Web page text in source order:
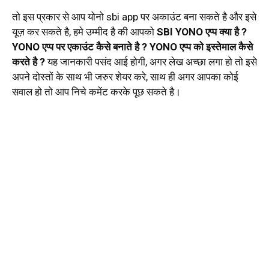
तो इस प्रकार से आप योनो sbi app पर अकाउंट बना सकते है और इसे
यूज़ कर सकते है, हमे उम्मीद है की आपको SBI YONO एप्प क्या है ?
YONO एप्प पर एकाउंट कैसे बनाते है ? YONO एप्प को इस्तेमाल कैसे
करते है ?यह जानकारी पसंद आई होगी, अगर लेख अच्छा लगा हो तो इसे
अपने दोस्तों के साथ भी जरुर शेयर करे, साथ ही अगर आपका कोई
सवाल हो तो आप निचे कमेंट करके पूछ सकते है।